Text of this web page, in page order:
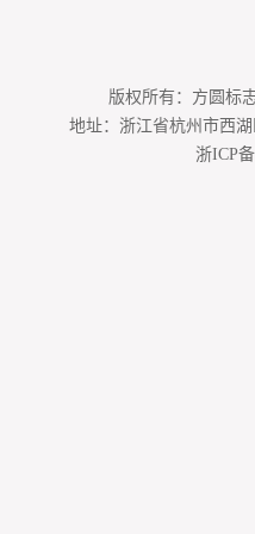
版权所有：方圆标
地址：浙江省杭州市西
浙ICP